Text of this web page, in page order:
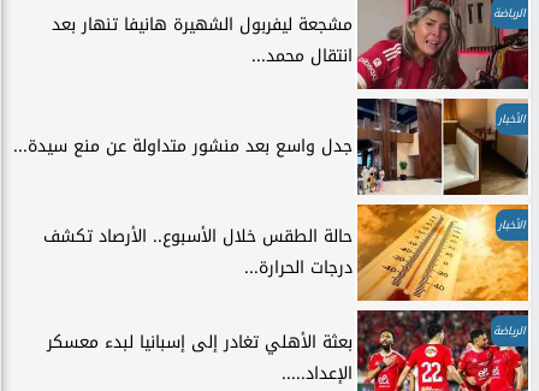
الرياضة
مشجعة ليفربول الشهيرة هانيفا تنهار بعد
انتقال محمد...
الأخبار
جدل واسع بعد منشور متداولة عن منع سيدة...
الأخبار
حالة الطقس خلال الأسبوع.. الأرصاد تكشف
درجات الحرارة...
الرياضة
بعثة الأهلي تغادر إلى إسبانيا لبدء معسكر
الإعداد.....